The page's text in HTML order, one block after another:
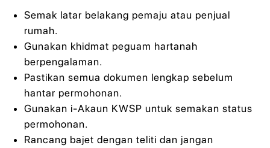
Semak latar belakang pemaju atau penjual
rumah.
Gunakan khidmat peguam hartanah
berpengalaman.
Pastikan semua dokumen lengkap sebelum
hantar permohonan.
Gunakan i-Akaun KWSP untuk semakan status
permohonan.
Rancang bajet dengan teliti dan jangan